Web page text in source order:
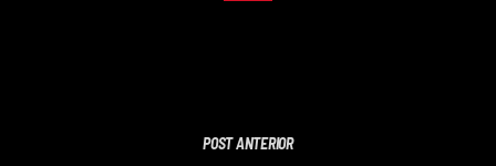
POST ANTERIOR